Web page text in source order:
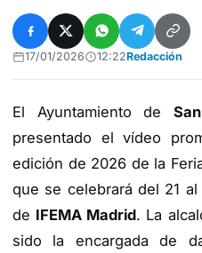
17/01/2026 12:22Redacción
El Ayuntamiento de
presentado el vídeo
edición de 2026 de la
que se celebrará del 21
de IFEMA Madrid. La
sido la encargada de